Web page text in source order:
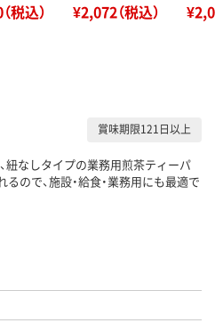
税込） ¥2,072（税込）
賞味期限121日以上
紐なしタイプの業務用煎茶ティーパ
るので、施設・給食・業務用にも最適で